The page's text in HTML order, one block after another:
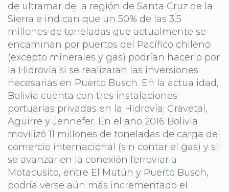
de ultramar de la región de Santa Cruz de la
Sierra e indican que un 50% de las 3,5
millones de toneladas que actualmente se
encaminan por puertos del Pacífico chileno
(excepto minerales y gas) podrían hacerlo por
la Hidrovía si se realizaran las inversiones
necesarias en Puerto Busch. En la actualidad,
Bolivia cuenta con tres instalaciones
portuarias privadas en la Hidrovía: Gravetal,
Aguirre y Jennefer. En el año 2016 Bolivia
movilizó 11 millones de toneladas de carga del
comercio internacional (sin contar el gas) y si
se avanzar en la conexión ferroviaria
Motacusito, entre El Mutún y Puerto Busch,
podría verse aún más incrementado el